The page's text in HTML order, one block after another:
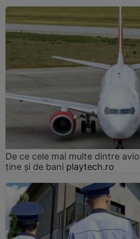
De ce cele mai multe dintre
ține și de bani playtech.ro